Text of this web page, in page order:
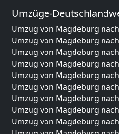
Umzüge-
Umzug von Magdeburg
Umzug von Magdeburg
Umzug von Magdeburg
Umzug von Magdeburg
Umzug von Magdeburg
Umzug von Magdeburg
Umzug von Magdeburg
Umzug von Magdeburg
Umzug von Magdeburg